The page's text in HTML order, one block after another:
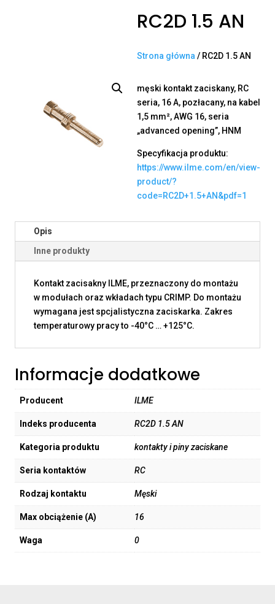
RC2D 1.5 AN
Strona główna / RC2D 1.5 AN
męski kontakt zaciskany, RC
seria, 16 A, pozłacany, na kabel
1,5 mm², AWG 16, seria
„advanced opening”, HNM
Specyfikacja produktu:
https://www.ilme.com/en/view-
product/?
code=RC2D+1.5+AN&pdf=1
Opis
Inne produkty
Kontakt zacisakny ILME, przeznaczony do montażu
w modułach oraz wkładach typu CRIMP. Do montażu
wymagana jest spcjalistyczna zaciskarka. Zakres
temperaturowy pracy to -40°C … +125°C.
Informacje dodatkowe
Producent ILME
Indeks producenta RC2D 1.5 AN
Kategoria produktu kontakty i piny zaciskane
Seria kontaktów RC
Rodzaj kontaktu Męski
Max obciążenie (A) 16
Waga 0